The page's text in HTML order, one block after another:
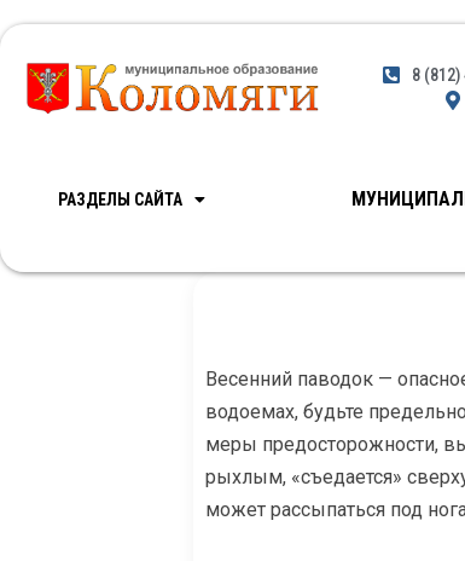
8
РАЗДЕЛЫ САЙТА
Весенний паводок —
водоемах, будьте
меры предосторожности,
рыхлым, «съедается»
может рассыпаться под